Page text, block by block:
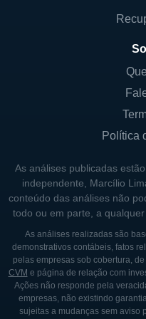
Atualmente, a
crescente
de saúde ao redor
eficácia e inovação
tenham acesso a
que antes eram
Além disso, a Ekso
parcerias com
centros de
desenvolvimento
amplia o
reabilitação e
colaborações são
Política
As análises publicadas
independente, Marcílio
conteúdo das análises não
todo ou em parte, a
As análises realizadas são
demonstrativos contábeis, fatos
pelas empresas sob cobertura,
CVM e página de relação com
Ações não responde pela
empresas, não existindo
sujeitas a mudanças sem aviso